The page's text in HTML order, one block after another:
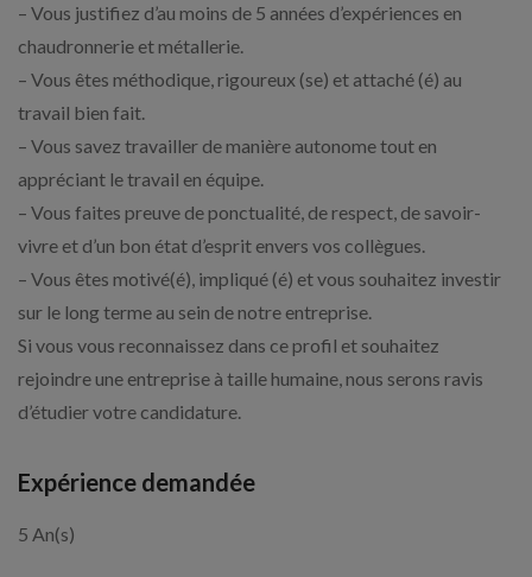
– Vous justifiez d’au moins de 5 années d’expériences en
chaudronnerie et métallerie.
– Vous êtes méthodique, rigoureux (se) et attaché (é) au
travail bien fait.
– Vous savez travailler de manière autonome tout en
appréciant le travail en équipe.
– Vous faites preuve de ponctualité, de respect, de savoir-
vivre et d’un bon état d’esprit envers vos collègues.
– Vous êtes motivé(é), impliqué (é) et vous souhaitez investir
sur le long terme au sein de notre entreprise.
Si vous vous reconnaissez dans ce profil et souhaitez
rejoindre une entreprise à taille humaine, nous serons ravis
d’étudier votre candidature.
Expérience demandée
5 An(s)